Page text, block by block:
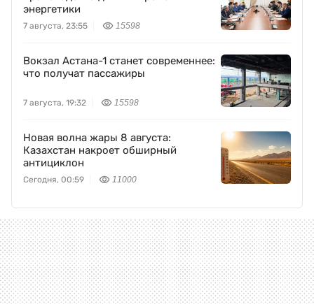
энергетики
7 августа, 23:55 15598
Вокзал Астана-1 станет современнее:
что получат пассажиры
7 августа, 19:32 15598
Новая волна жары 8 августа:
Казахстан накроет обширный
антициклон
Сегодня, 00:59 11000